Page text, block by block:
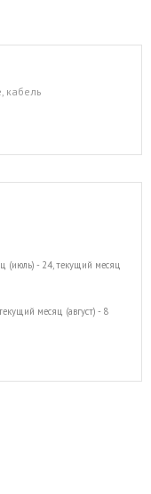
кабель
(июль) - 24, текущий месяц
месяц (август) - 8